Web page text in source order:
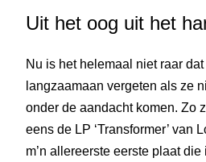
Uit het oog uit het
Nu is het helemaal niet raar
langzaamaan vergeten als ze
onder de aandacht komen. Zo
eens de LP ‘Transformer’ van
m’n allereerste eerste plaat